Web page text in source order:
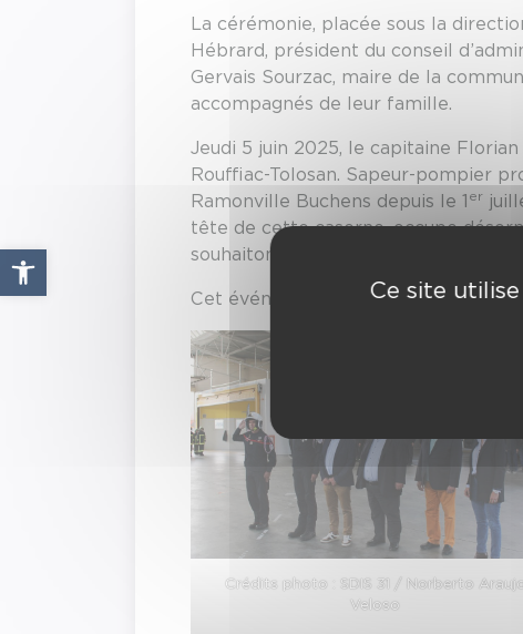
Ouvrir la barre d’outils
La cérémonie, placée sous la
Hébrard, président du conseil
Gervais Sourzac, maire de la
accompagnés de leur famille.
Jeudi 5 juin 2025, le capitaine
Rouffiac-Tolosan. Sapeur-pompier
Ramonville Buchens depuis le 1 er
tête de cette caserne, occupe
souhaitons à tous les deux une
Cet événement a aussi été
Crédits photo : SDIS 31 / Norberto
Veloso
Ce site